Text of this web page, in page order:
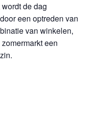
de dag
een optreden van
van winkelen,
een